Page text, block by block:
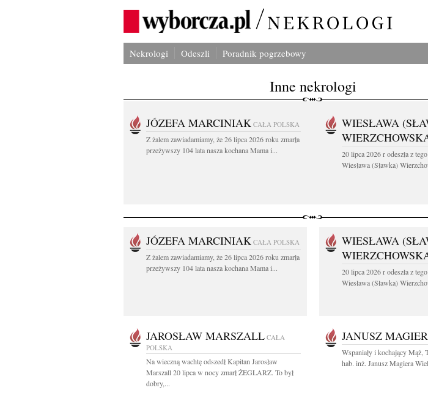
Nekrologi Odeszli Poradnik pogrzebowy
Inne nekrologi
JÓZEFA MARCINIAK CAŁA POLSKA
Z żalem zawiadamiamy, że 26 lipca 2026 roku zmarła
przeżywszy 104 lata nasza kochana Mama i...
WIESŁAWA
20 lipca 2026 r odeszła z
Wiesława (Sławka)
JÓZEFA MARCINIAK CAŁA POLSKA
Z żalem zawiadamiamy, że 26 lipca 2026 roku zmarła
przeżywszy 104 lata nasza kochana Mama i...
WIESŁAWA
20 lipca 2026 r odeszła z
Wiesława (Sławka)
JAROSŁAW MARSZALL CAŁA
POLSKA
Na wieczną wachtę odszedł Kapitan Jarosław
Marszall 20 lipca w nocy zmarł ŻEGLARZ. To był
dobry,...
JANUSZ
Wspaniały i kochający Mąż,
hab. inż. Janusz Magiera